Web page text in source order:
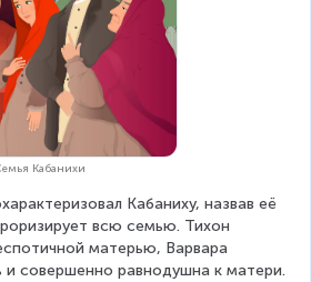
Кабанихи
Кабаниху, назвав её
всю семью. Тихон
матерью, Варвара
и совершенно равнодушна к матери.